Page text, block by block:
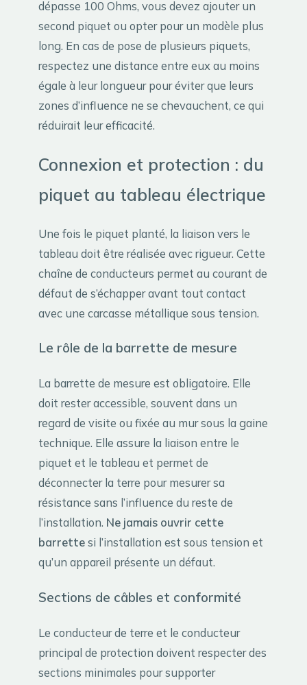
dépasse 100 Ohms, vous devez ajouter un
second piquet ou opter pour un modèle plus
long. En cas de pose de plusieurs piquets,
respectez une distance entre eux au moins
égale à leur longueur pour éviter que leurs
zones d’influence ne se chevauchent, ce qui
réduirait leur efficacité.
Connexion et protection : du
piquet au tableau électrique
Une fois le piquet planté, la liaison vers le
tableau doit être réalisée avec rigueur. Cette
chaîne de conducteurs permet au courant de
défaut de s’échapper avant tout contact
avec une carcasse métallique sous tension.
Le rôle de la barrette de mesure
La barrette de mesure est obligatoire. Elle
doit rester accessible, souvent dans un
regard de visite ou fixée au mur sous la gaine
technique. Elle assure la liaison entre le
piquet et le tableau et permet de
déconnecter la terre pour mesurer sa
résistance sans l’influence du reste de
l’installation. Ne jamais ouvrir cette
barrettesi l’installation est sous tension et
qu’un appareil présente un défaut.
Sections de câbles et conformité
Le conducteur de terre et le conducteur
principal de protection doivent respecter des
sections minimales pour supporter